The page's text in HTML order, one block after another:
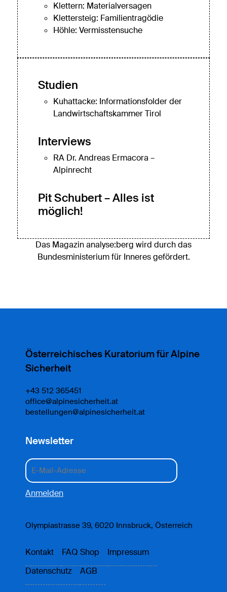
Klettern: Materialversagen
Klettersteig: Familientragödie
Höhle: Vermisstensuche
Studien
Kuhattacke: Informationsfolder der
Landwirtschaftskammer Tirol
Interviews
RA Dr. Andreas Ermacora –
Alpinrecht
Pit Schubert – Alles ist
möglich!
Das Magazin analyse:berg wird durch das
Bundesministerium für Inneres gefördert.
Österreichisches Kuratorium für Alpine
Sicherheit
+43 512 365451
office@alpinesicherheit.at
bestellungen@alpinesicherheit.at
Newsletter
Olympiastrasse 39, 6020 Innsbruck, Österreich
Kontakt FAQ Shop
Impressum
Datenschutz
AGB